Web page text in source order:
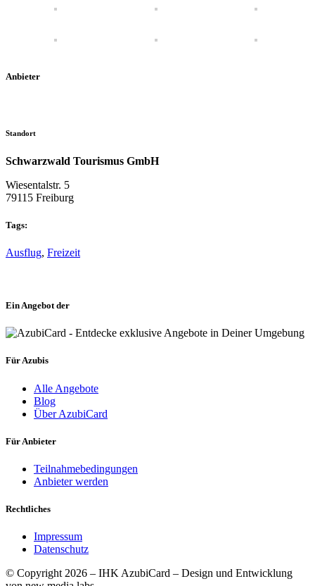
Anbieter
Standort
Schwarzwald Tourismus GmbH
Wiesentalstr. 5
79115 Freiburg
Tags:
Ausflug, Freizeit
Ein Angebot der
Für Azubis
Alle Angebote
Blog
Über AzubiCard
Für Anbieter
Teilnahmebedingungen
Anbieter werden
Rechtliches
Impressum
Datenschutz
© Copyright 2026 – IHK AzubiCard – Design und Entwicklung